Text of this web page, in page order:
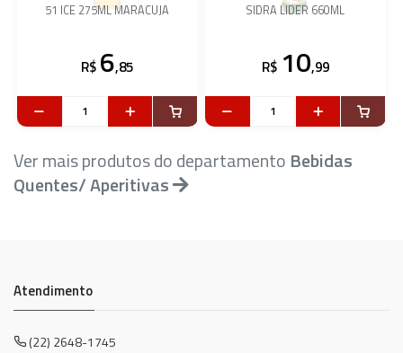
51 ICE 275ML MARACUJA
R$ 6,85
SIDRA LIDER 660ML
R$ 10,99
Ver mais produtos do departamento Bebidas
Quentes/ Aperitivas
Atendimento
(22) 2648-1745